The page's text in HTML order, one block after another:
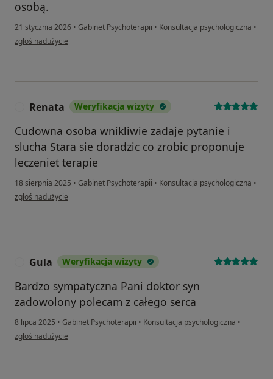
osobą.
21 stycznia 2026 • Gabinet Psychoterapii • Konsultacja psychologiczna •
w opinii użytkownika Tetiana
zgłoś nadużycie
Renata Weryfikacja wizyty
Cudowna osoba wnikliwie zadaje pytanie i
slucha Stara sie doradzic co zrobic proponuje
leczeniet terapie
18 sierpnia 2025 • Gabinet Psychoterapii • Konsultacja psychologiczna •
w opinii użytkownika Renata
zgłoś nadużycie
Gula Weryfikacja wizyty
Bardzo sympatyczna Pani doktor syn
zadowolony polecam z całego serca
8 lipca 2025 • Gabinet Psychoterapii • Konsultacja psychologiczna •
w opinii użytkownika Gula
zgłoś nadużycie